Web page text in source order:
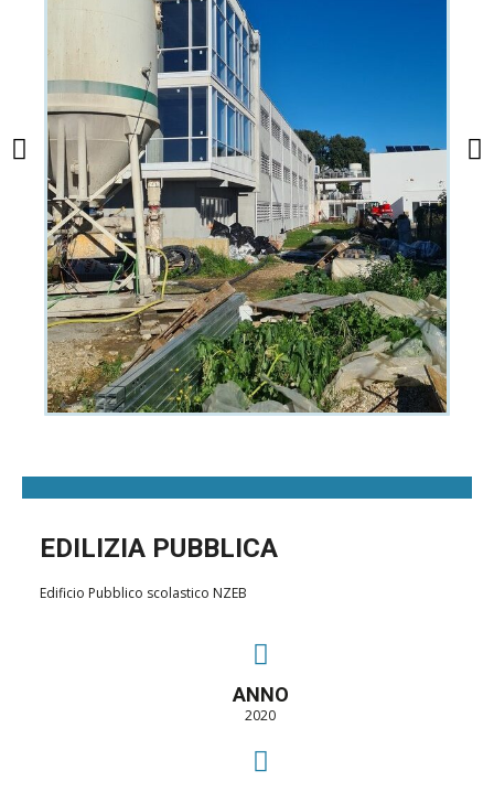
EDILIZIA PUBBLICA
Edificio Pubblico scolastico NZEB
ANNO
2020